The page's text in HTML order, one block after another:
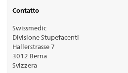
Contatto
Swissmedic
Divisione Stupefacenti
Hallerstrasse 7
3012 Berna
Svizzera